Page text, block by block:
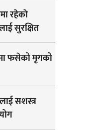
रहेकाे
सुरक्षित
फसेको मृगको
सशस्त्र